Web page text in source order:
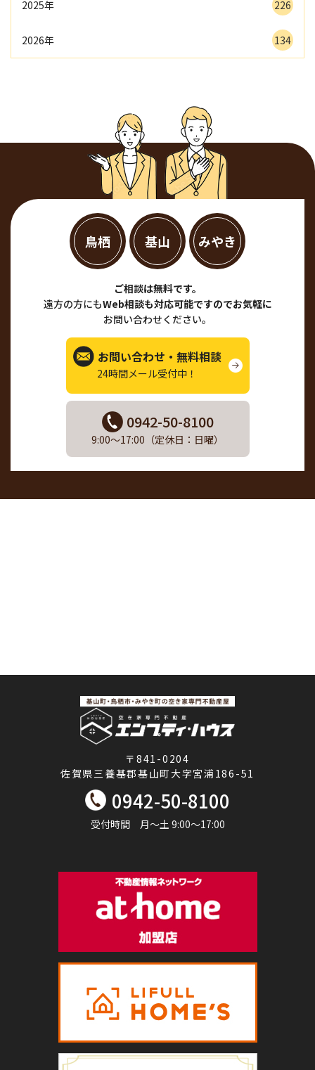
2025年 226
2026年 134
鳥栖 基山 みやき
ご相談は無料です。
遠方の方にもWeb相談も対応可能ですのでお気軽に
お問い合わせください。
お問い合わせ・無料相談
24時間メール受付中！
0942-50-8100
9:00～17:00（定休日：日曜）
〒841-0204
佐賀県三養基郡基山町大字宮浦186-51
0942-50-8100
受付時間 月～土 9:00～17:00